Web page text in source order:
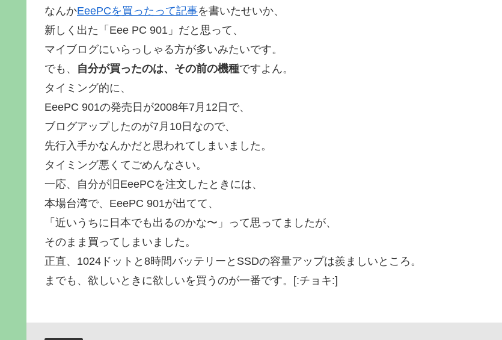
なんかEeePCを買ったって記事を書いたせいか、
新しく出た「Eee PC 901」だと思って、
マイブログにいらっしゃる方が多いみたいです。
でも、 自分が買ったのは、その前の機種ですよん。
タイミング的に、
EeePC 901の発売日が2008年7月12日で、
ブログアップしたのが7月10日なので、
先行入手かなんかだと思われてしまいました。
タイミング悪くてごめんなさい。
一応、自分が旧EeePCを注文したときには、
本場台湾で、EeePC 901が出てて、
「近いうちに日本でも出るのかな〜」って思ってましたが、
そのまま買ってしまいました。
正直、1024ドットと8時間バッテリーとSSDの容量アップは羨ましいところ。
までも、欲しいときに欲しいを買うのが一番です。[:チョキ:]